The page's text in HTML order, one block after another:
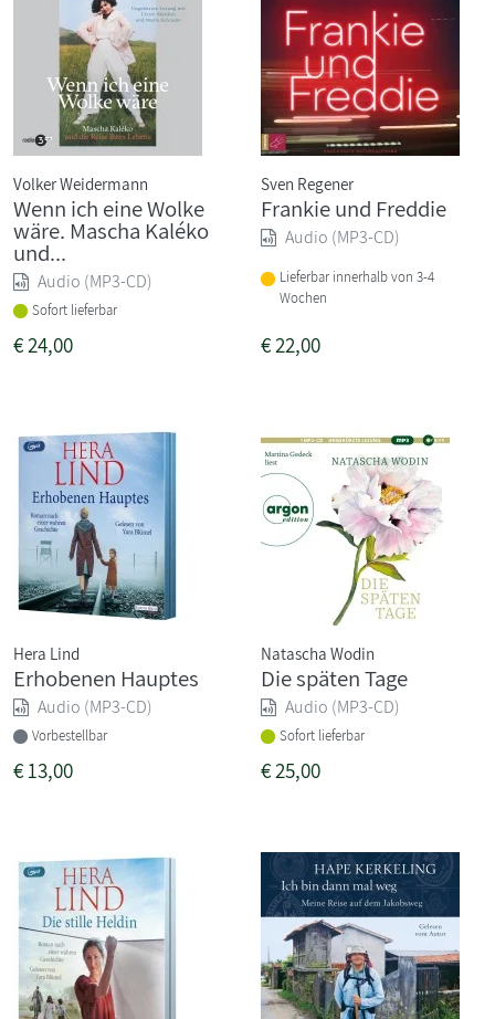
Volker Weidermann
Wenn ich eine Wolke
wäre. Mascha Kaléko
und...
Audio (MP3-CD)
Sofort lieferbar
€24,00
Sven Regener
Frankie und Freddie
Audio (MP3-CD)
Lieferbar innerhalb von 3-4
Wochen
€22,00
Hera Lind
Erhobenen Hauptes
Audio (MP3-CD)
Vorbestellbar
€13,00
Natascha Wodin
Die späten Tage
Audio (MP3-CD)
Sofort lieferbar
€25,00